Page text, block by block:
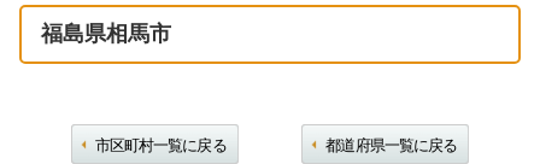
福島県相馬市
市区町村一覧に戻る 都道府県一覧に戻る